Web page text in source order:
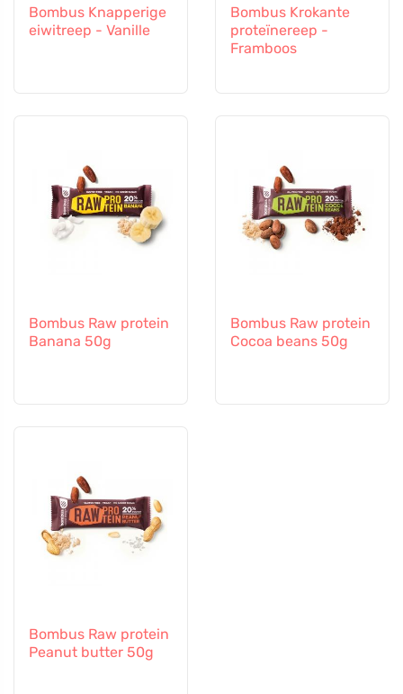
Bombus Knapperige
eiwitreep - Vanille
Bombus Krokante
proteïnereep -
Framboos
Bombus Raw protein
Banana 50g
Bombus Raw protein
Cocoa beans 50g
Bombus Raw protein
Peanut butter 50g